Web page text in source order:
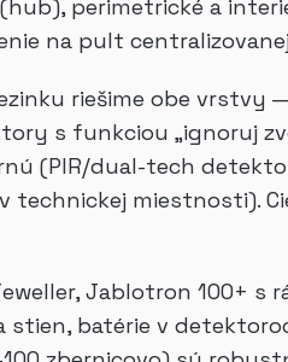
perimetrické a
na pult
riešime obe
s funkciou „ignoruj
(PIR/dual-tech
miestnosti).
Jablotron 100+ s
batérie v